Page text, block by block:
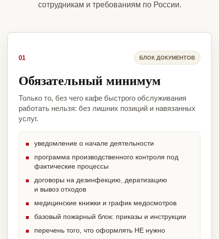
сотрудникам и требованиям по России.
01 БЛОК ДОКУМЕНТОВ
Обязательный минимум
Только то, без чего кафе быстрого обслуживания
работать нельзя: без лишних позиций и навязанных
услуг.
уведомление о начале деятельности
программа производственного контроля под
фактические процессы
договоры на дезинфекцию, дератизацию
и вывоз отходов
медицинские книжки и график медосмотров
базовый пожарный блок: приказы и инструкции
перечень того, что оформлять НЕ нужно